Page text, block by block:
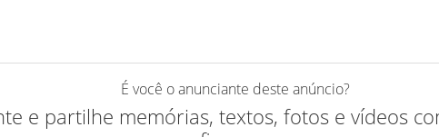
É você o anunciante deste anúncio?
e partilhe memórias, textos, fotos e vídeos